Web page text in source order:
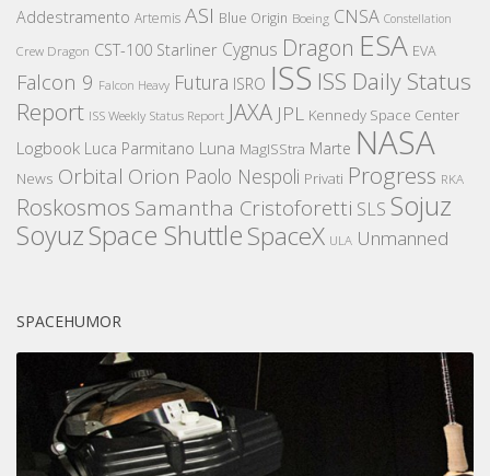
Addestramento Artemis ASI Blue Origin Boeing CNSA Constellation
Crew Dragon CST-100 Starliner Cygnus Dragon ESA EVA
Falcon 9 Falcon Heavy Futura ISRO ISS ISS Daily Status
Report ISS Weekly Status Report JAXA JPL Kennedy Space Center
Logbook Luca Parmitano Luna MagISStra Marte NASA
News Orbital Orion Paolo Nespoli Privati Progress RKA
Roskosmos Samantha Cristoforetti SLS Sojuz
SoyuzSpace ShuttleSpaceX ULA Unmanned
SPACEHUMOR